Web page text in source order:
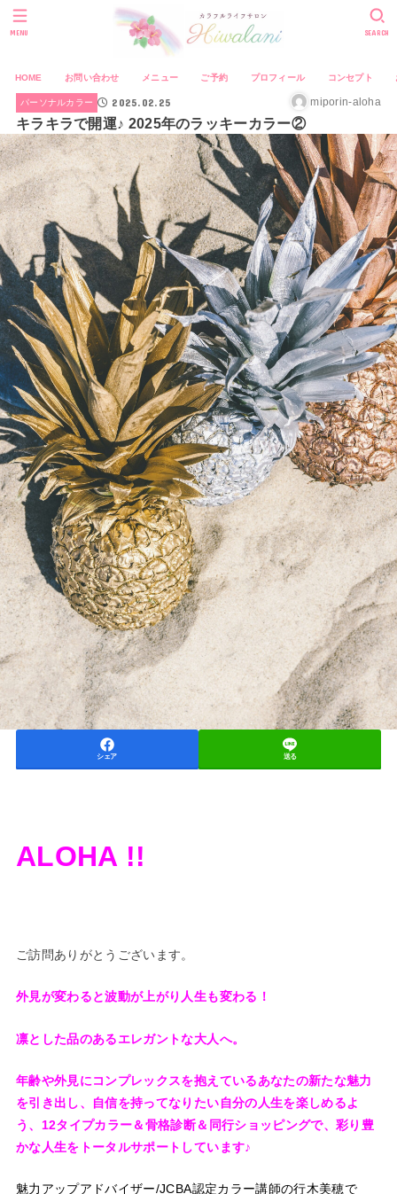
HOME お問い合わせ メニュー ご予約 プロフィール コンセプト
SEARCH
MENU
パーソナルカラー 2025.02.25 miporin-aloha
キラキラで開運♪ 2025年のラッキーカラー②
シェア 送る
ALOHA !!
ご訪問ありがとうございます。
外見が変わると波動が上がり人生も変わる！
凛とした品のあるエレガントな大人へ。
年齢や外見にコンプレックスを抱えているあなたの新たな魅力
を引き出し、
自信を持ってなりたい自分の人生を楽しめるよ
う、 12タイプカラー＆骨格診断＆同行ショッピングで、彩り豊
かな人生をトータルサポートしています♪
魅力アップアドバイザー/JCBA認定カラー講師の行木美穂で